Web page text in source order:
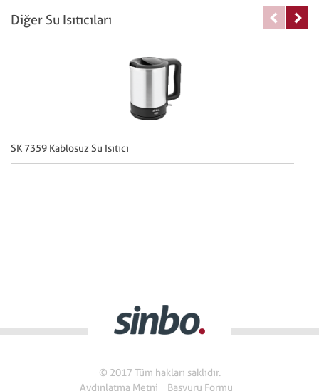
Diğer Su Isıtıcıları
SK 7359 Kablosuz Su Isıtıcı
© 2017 Tüm hakları saklıdır.
Aydınlatma Metni
Başvuru Formu